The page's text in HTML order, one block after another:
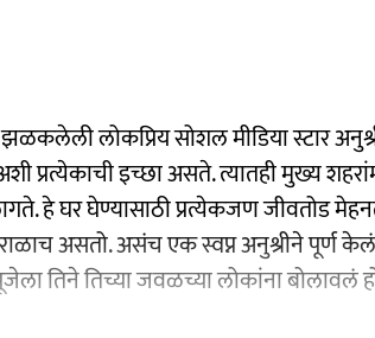
लोकप्रिय सोशल मीडिया स्टार
इच्छा असते. त्यातही मुख्य
हे घर घेण्यासाठी प्रत्येकजण जीवतोड
असतो. असंच एक स्वप्न अनुश्रीने पूर्ण
तिने तिच्या जवळच्या लोकांना बोलावलं